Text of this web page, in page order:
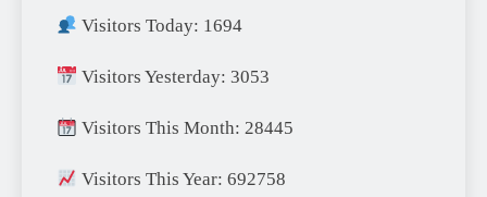
Visitors Today: 1694
Visitors Yesterday: 3053
Visitors This Month: 28445
Visitors This Year: 692758